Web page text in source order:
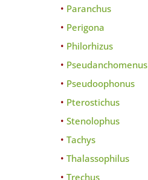
Paranchus
Perigona
Philorhizus
Pseudanchomenus
Pseudoophonus
Pterostichus
Stenolophus
Tachys
Thalassophilus
Trechus